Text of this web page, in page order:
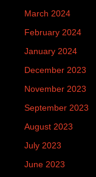
March 2024
February 2024
January 2024
December 2023
November 2023
September 2023
August 2023
July 2023
June 2023